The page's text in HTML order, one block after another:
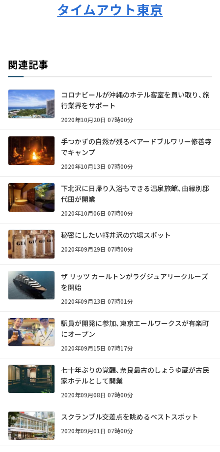
タイムアウト東京
関連記事
コロナビールが沖縄のホテル客室を買い取り、旅
行業界をサポート
2020年10月20日 07時00分
手つかずの自然が残るベアードブルワリー修善寺
でキャンプ
2020年10月13日 07時00分
下北沢に日帰り入浴もできる温泉旅館、由縁別邸
代田が開業
2020年10月06日 07時00分
秘密にしたい軽井沢の穴場スポット
2020年09月29日 07時00分
ザ リッツ カールトンがラグジュアリークルーズ
を開始
2020年09月23日 07時01分
駅員が開発に参加、東京エールワークスが有楽町
にオープン
2020年09月15日 07時17分
七十年ぶりの覚醒、奈良最古のしょうゆ蔵が古民
家ホテルとして開業
2020年09月08日 07時00分
スクランブル交差点を眺めるベストスポット
2020年09月01日 07時00分